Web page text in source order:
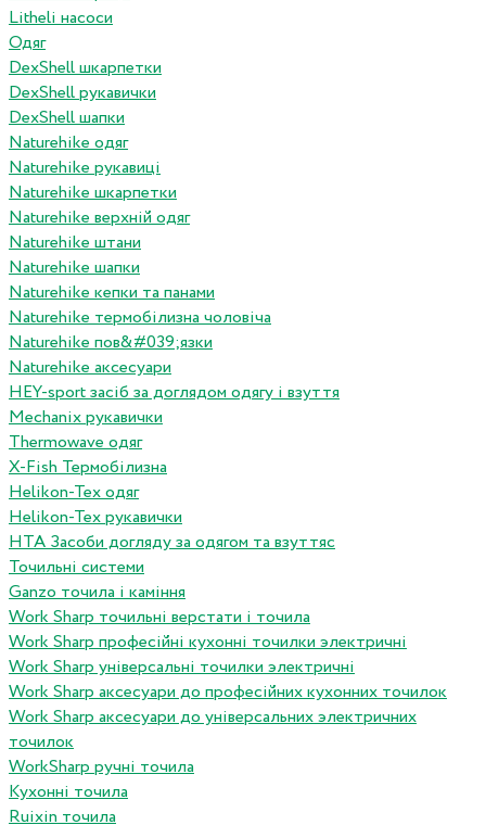
Litheli насоси
Одяг
DexShell шкарпетки
DexShell рукавички
DexShell шапки
Naturehike одяг
Naturehike рукавиці
Naturehike шкарпетки
Naturehike верхній одяг
Naturehike штани
Naturehike шапки
Naturehike кепки та панами
Naturehike термобілизна чоловіча
Naturehike пов&#039;язки
Naturehike аксесуари
HEY-sport засіб за доглядом одягу і взуття
Mechanix рукавички
Thermowave одяг
X-Fish Термобілизна
Helikon-Tex одяг
Helikon-Tex рукавички
HTA Засоби догляду за одягом та взуттяс
Точильні системи
Ganzo точила і каміння
Work Sharp точильні верстати і точила
Work Sharp професiйнi кухоннi точилки электричнi
Work Sharp унiверсальнi точилки электричнi
Work Sharp аксесуари до професiйних кухонних точилок
Work Sharp аксесуари до унiверсальних электричних
точилок
WorkSharp ручні точила
Кухонні точила
Ruixin точила